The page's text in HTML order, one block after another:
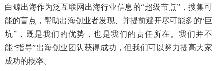
白鲸出海作为泛互联网出海行业信息的“超级节点”，搜集可
能的盲点，帮助出海创业者发现、并提前避开尽可能多的“巨
坑”，既是我们的优势，也是我们的责任所在。我们并不
能“指导”出海创业团队获得成功，但我们可以努力提高大家
成功的概率。